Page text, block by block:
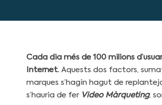
Cada dia més de 100 milions
Internet. Aquests dos factors,
marques s’hagin hagut de
s’hauria de fer Video Màrqueting,